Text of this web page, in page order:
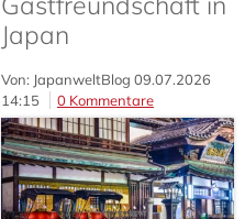
Japan
Von: JapanweltBlog 09.07.2026
14:15
0 Kommentare